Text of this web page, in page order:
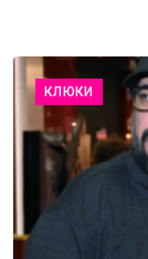
КЛЮКИ